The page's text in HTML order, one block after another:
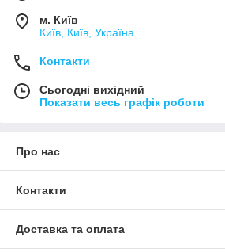
м. Київ
Київ, Київ, Україна
Контакти
Сьогодні вихідний
Показати весь графік роботи
Про нас
Контакти
Доставка та оплата